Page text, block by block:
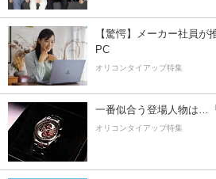
【驚愕】メーカー社員
PC
オリコンタイアップ特集
一番似合う登場人物は…
オリコンタイアップ特集